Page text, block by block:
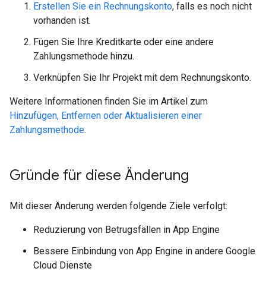
Erstellen Sie ein Rechnungskonto, falls es noch nicht
vorhanden ist.
Fügen Sie Ihre Kreditkarte oder eine andere
Zahlungsmethode hinzu.
Verknüpfen Sie Ihr Projekt mit dem Rechnungskonto.
Weitere Informationen finden Sie im Artikel zum
Hinzufügen, Entfernen oder Aktualisieren einer
Zahlungsmethode.
Gründe für diese Änderung
Mit dieser Änderung werden folgende Ziele verfolgt:
Reduzierung von Betrugsfällen in App Engine
Bessere Einbindung von App Engine in andere Google
Cloud Dienste